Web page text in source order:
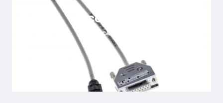
Accesorios
Conozca más en